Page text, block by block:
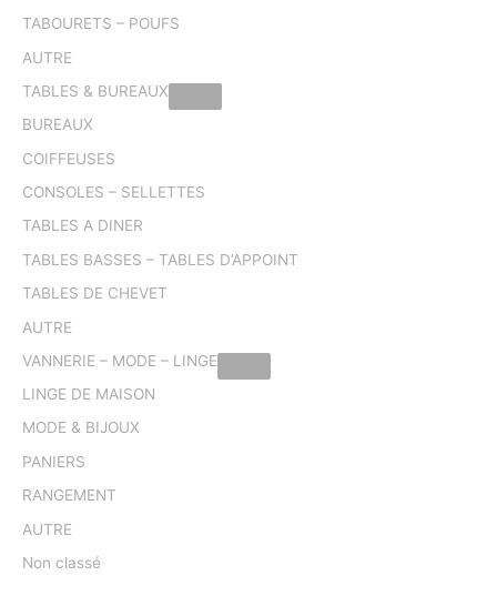
TABOURETS – POUFS
AUTRE
TABLES & BUREAUX
BUREAUX
COIFFEUSES
CONSOLES – SELLETTES
TABLES A DINER
TABLES BASSES – TABLES D’APPOINT
TABLES DE CHEVET
AUTRE
VANNERIE – MODE – LINGE
LINGE DE MAISON
MODE & BIJOUX
PANIERS
RANGEMENT
AUTRE
Non classé